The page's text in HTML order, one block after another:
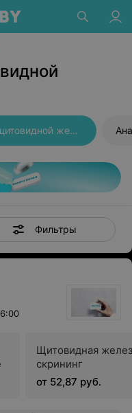
Обследование щитовидной железы
Фильтры
Щитовидная
скрининг
от 52,87 руб.